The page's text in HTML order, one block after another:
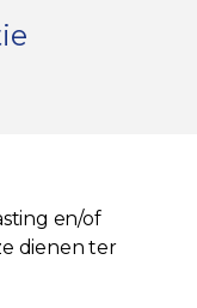
en/of
dienen ter